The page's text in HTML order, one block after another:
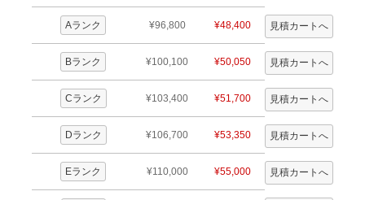
Aランク ¥96,800 ¥48,400
Bランク ¥100,100 ¥50,050
Cランク ¥103,400 ¥51,700
Dランク ¥106,700 ¥53,350
Eランク ¥110,000 ¥55,000